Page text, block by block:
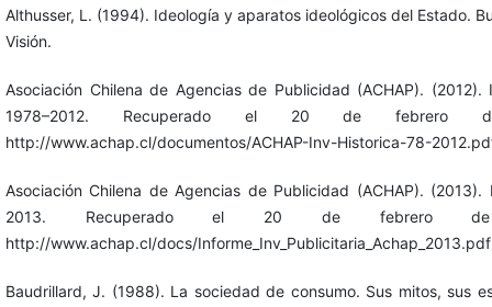
Althusser, L. (1994). Ideología y aparatos ideológicos del Estado.
Visión.
Asociación Chilena de Agencias de Publicidad (ACHAP). (2012).
1978–2012. Recuperado el 20 de febrero
http://www.achap.cl/documentos/ACHAP-Inv-Historica-78-
Asociación Chilena de Agencias de Publicidad (ACHAP). (2013).
2013. Recuperado el 20 de febrero
http://www.achap.cl/docs/Informe_Inv_Publicitaria_Achap_2013.pdf
Baudrillard, J. (1988). La sociedad de consumo. Sus mitos, sus